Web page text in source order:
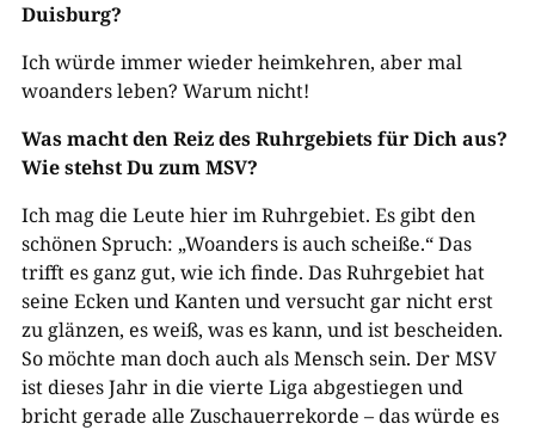
Duisburg?
Ich würde immer wieder heimkehren, aber mal
woanders leben? Warum nicht!
Was macht den Reiz des Ruhrgebiets für Dich aus?
Wie stehst Du zum MSV?
Ich mag die Leute hier im Ruhrgebiet. Es gibt den
schönen Spruch: „Woanders is auch scheiße.“ Das
trifft es ganz gut, wie ich finde. Das Ruhrgebiet hat
seine Ecken und Kanten und versucht gar nicht erst
zu glänzen, es weiß, was es kann, und ist bescheiden.
So möchte man doch auch als Mensch sein. Der MSV
ist dieses Jahr in die vierte Liga abgestiegen und
bricht gerade alle Zuschauerrekorde – das würde es